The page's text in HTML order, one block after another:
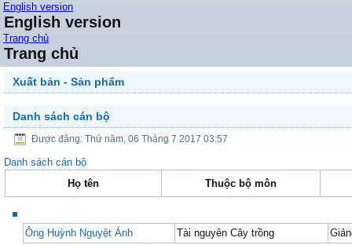
English version
English version
Trang chủ
Trang chủ
Xuất bản - Sản phẩm
Danh sách cán bộ
Được đăng: Thứ năm, 06 Tháng 7 2017 03:57
Danh sách cán bộ
Họ tên
Thuộc bộ môn
Ông Huỳnh Nguyệt Ánh Tài nguyên Cây trồng